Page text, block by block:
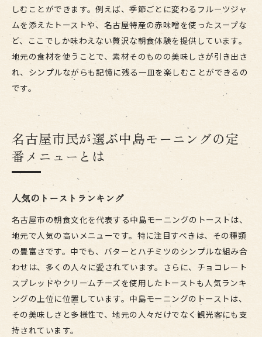
しむことができます。例えば、季節ごとに変わるフルーツジャ
ムを添えたトーストや、名古屋特産の赤味噌を使ったスープな
ど、ここでしか味わえない贅沢な朝食体験を提供しています。
地元の食材を使うことで、素材そのものの美味しさが引き出さ
れ、シンプルながらも記憶に残る一皿を楽しむことができるの
です。
名古屋市民が選ぶ中島モーニングの定
番メニューとは
人気のトーストランキング
名古屋市の朝食文化を代表する中島モーニングのトーストは、
地元で人気の高いメニューです。特に注目すべきは、その種類
の豊富さです。中でも、バターとハチミツのシンプルな組み合
わせは、多くの人々に愛されています。さらに、チョコレート
スプレッドやクリームチーズを使用したトーストも人気ランキ
ングの上位に位置しています。中島モーニングのトーストは、
その美味しさと多様性で、地元の人々だけでなく観光客にも支
持されています。